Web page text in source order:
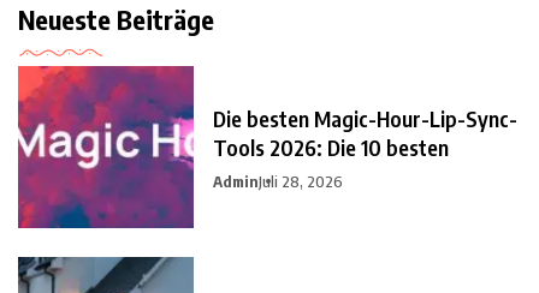
Neueste Beiträge
Die besten Magic-Hour-Lip-Sync-
Tools 2026: Die 10 besten
AdminJuli 28, 2026